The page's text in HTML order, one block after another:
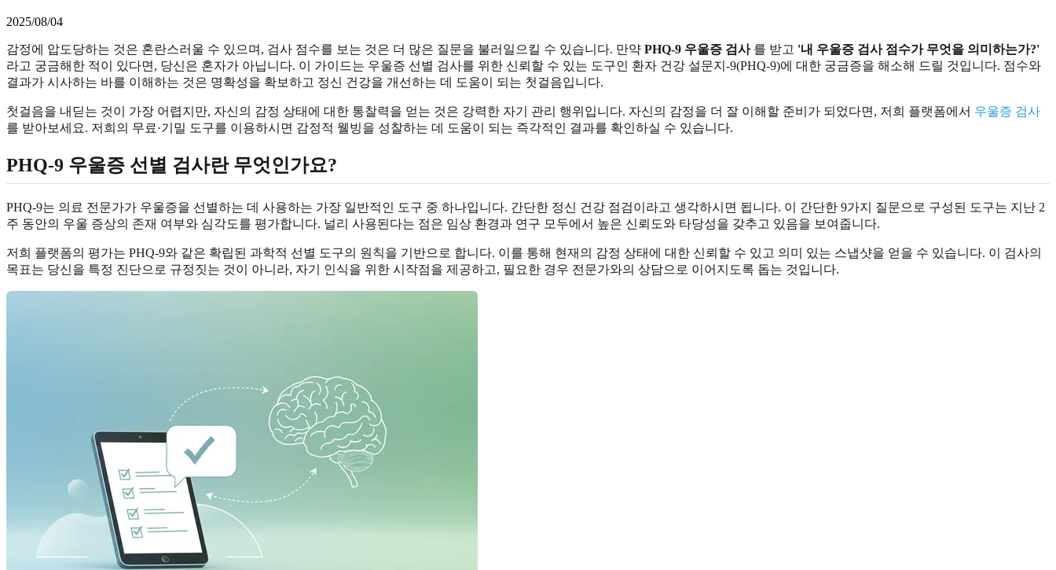
2025/08/04
감정에 압도당하는 것은 혼란스러울 수 있으며, 검사 점수를 보는 것은 더 많은 질문을 불러일으킬 수 있습니다. 만약 PHQ-9 우울증 검사를 받고 '내 우울증 검사 점수가 무엇을 의미하는가?'
라고 궁금해한 적이 있다면, 당신은 혼자가 아닙니다. 이 가이드는 우울증 선별 검사를 위한 신뢰할 수 있는 도구인 환자 건강 설문지-9(PHQ-9)에 대한 궁금증을 해소해 드릴 것입니다. 점수와
결과가 시사하는 바를 이해하는 것은 명확성을 확보하고 정신 건강을 개선하는 데 도움이 되는 첫걸음입니다.
첫걸음을 내딛는 것이 가장 어렵지만, 자신의 감정 상태에 대한 통찰력을 얻는 것은 강력한 자기 관리 행위입니다. 자신의 감정을 더 잘 이해할 준비가 되었다면, 저희 플랫폼에서 우울증 검사
를 받아보세요. 저희의 무료·기밀 도구를 이용하시면 감정적 웰빙을 성찰하는 데 도움이 되는 즉각적인 결과를 확인하실 수 있습니다.
PHQ-9 우울증 선별 검사란 무엇인가요?
PHQ-9는 의료 전문가가 우울증을 선별하는 데 사용하는 가장 일반적인 도구 중 하나입니다. 간단한 정신 건강 점검이라고 생각하시면 됩니다. 이 간단한 9가지 질문으로 구성된 도구는 지난 2
주 동안의 우울 증상의 존재 여부와 심각도를 평가합니다. 널리 사용된다는 점은 임상 환경과 연구 모두에서 높은 신뢰도와 타당성을 갖추고 있음을 보여줍니다.
저희 플랫폼의 평가는 PHQ-9와 같은 확립된 과학적 선별 도구의 원칙을 기반으로 합니다. 이를 통해 현재의 감정 상태에 대한 신뢰할 수 있고 의미 있는 스냅샷을 얻을 수 있습니다. 이 검사의
목표는 당신을 특정 진단으로 규정짓는 것이 아니라, 자기 인식을 위한 시작점을 제공하고, 필요한 경우 전문가와의 상담으로 이어지도록 돕는 것입니다.